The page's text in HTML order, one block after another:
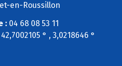
en-Roussillon
:04 68 08 53 11
° , 3,0218646 °